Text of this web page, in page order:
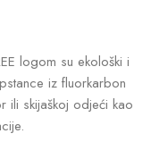
logom su ekološki i
iz fluorkarbon
ili skijaškoj odjeći kao